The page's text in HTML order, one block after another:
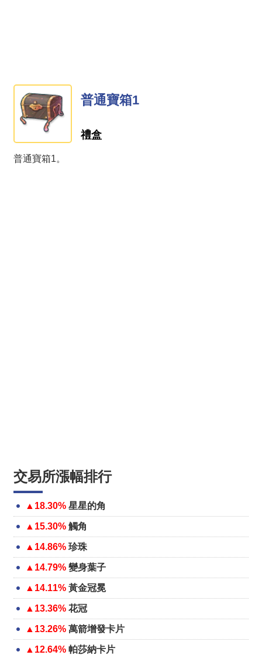
普通寶箱1
禮盒
普通寶箱1。
交易所漲幅排行
▲18.30% 星星的角
▲15.30% 觸角
▲14.86% 珍珠
▲14.79% 變身葉子
▲14.11% 黃金冠冕
▲13.36% 花冠
▲13.26% 萬箭增發卡片
▲12.64% 帕莎納卡片